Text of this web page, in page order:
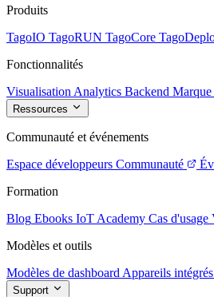
Produits
TagoIO TagoRUN TagoCore
Fonctionnalités
Visualisation Analytics Backend Marque
Ressources
Communauté et événements
Espace développeurs Communauté
Formation
Blog Ebooks IoT Academy Cas d'usage
Modèles et outils
Modèles de dashboard Appareils intégrés
Support